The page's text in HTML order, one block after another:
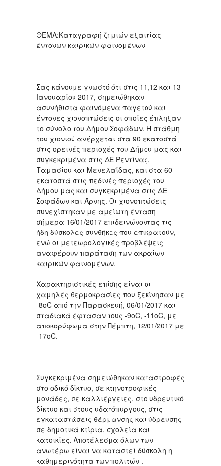
ΘΕΜΑ:Καταγραφή ζημιών εξαιτίας
έντονων καιρικών φαινομένων
Σας κάνουμε γνωστό ότι στις 11,12 και 13
Ιανουαρίου 2017, σημειώθηκαν
ασυνήθιστα φαινόμενα παγετού και
έντονες χιονοπτώσεις οι οποίες έπληξαν
το σύνολο του Δήμου Σοφάδων. Η στάθμη
του χιονιού ανέρχεται στα 90 εκατοστά
στις ορεινές περιοχές του Δήμου μας και
συγκεκριμένα στις ΔΕ Ρεντίνας,
Ταμασίου και Μενελαΐδας, και στα 60
εκατοστά στις πεδινές περιοχές του
Δήμου μας και συγκεκριμένα στις ΔΕ
Σοφάδων και Άρνης. Οι χιονοπτώσεις
συνεχίστηκαν με αμείωτη ένταση
σήμερα 16/01/2017 επιδεινώνοντας τις
ήδη δύσκολες συνθήκες που επικρατούν,
ενώ οι μετεωρολογικές προβλέψεις
αναφέρουν παράταση των ακραίων
καιρικών φαινομένων.
Χαρακτηριστικές επίσης είναι οι
χαμηλές θερμοκρασίες που ξεκίνησαν με
-8οC από την Παρασκευή, 06/01/2017 και
σταδιακά έφτασαν τους -9οC, -11οC, με
αποκορύφωμα στην Πέμπτη, 12/01/2017 με
-17οC.
Συγκεκριμένα σημειώθηκαν καταστροφές
στο οδικό δίκτυο, σε κτηνοτροφικές
μονάδες, σε καλλιέργειες, στο υδρευτικό
δίκτυο και στους υδατόπυργους, στις
εγκαταστάσεις θέρμανσης και ύδρευσης
σε δημοτικά κτίρια, σχολεία και
κατοικίες. Αποτέλεσμα όλων των
ανωτέρω είναι να καταστεί δύσκολη η
καθημερινότητα των πολιτών .